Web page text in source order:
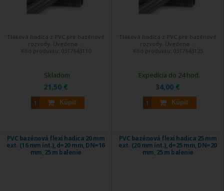
Tlaková hadica z PVC pre bazénové
rozvody. Uvedená ...
Kód produktu: 0317643110
21,50 €
Kúpiť
Skladom
Tlaková hadica z PVC pre bazénové
rozvody. Uvedená ...
Kód produktu: 0317643125
34,00 €
Kúpiť
Expedícia do 24 hod.
PVC bazénová flexi hadica 20 mm
ext. (16 mm int.), d=20 mm, DN=16
mm, 25 m balenie
PVC bazénová flexi hadica 25 mm
ext. (20 mm int.), d=25 mm, DN=20
mm, 25 m balenie